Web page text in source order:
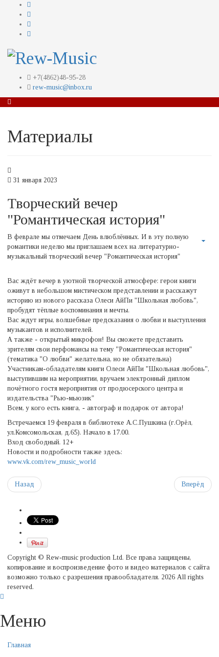
+7(4862)48-95-28
rew-music@inbox.ru
Материалы
31 января 2023
Творческий вечер
"Романтическая история"
В феврале мы отмечаем День влюблённых. И в эту полную
романтики неделю мы приглашаем всех на литературно-
музыкальный творческий вечер "Романтическая история"
Вас ждёт вечер в уютной творческой атмосфере: герои книги
оживут в небольшом мистическом представлении и расскажут
историю из нового рассказа Олеси АйПи "Школьная любовь",
пробудят тёплые воспоминания и мечты.
Вас ждут игры, волшебные предсказания о любви и выступления
музыкантов и исполнителей.
А также - открытый микрофон! Вы сможете представить
зрителям свои перфомансы на тему "Романтическая история"
(тематика "О любви" желательна, но не обязательна)
Участникам-обладателям книги Олеси АйПи "Школьная любовь",
выступившим на мероприятии, вручаем электронный диплом
почётного гостя мероприятия от продюсерского центра и
издательства "Рью-мьюзик"
Всем, у кого есть книга, - автограф и подарок от автора!
Встречаемся 19 февраля в библиотеке А.С.Пушкина (г.Орёл,
ул.Комсомольская, д.65). Начало в 17.00.
Вход свободный. 12+
Новости и подробности также здесь:
www.vk.com/rew_music_world
Назад Вперёд
Copyright © Rew-music production Ltd. Все права защищены,
копирование и воспроизведение фото и видео материалов с сайта
возможно только с разрешения правообладателя. 2026 All rights
reserved.
Меню
Главная